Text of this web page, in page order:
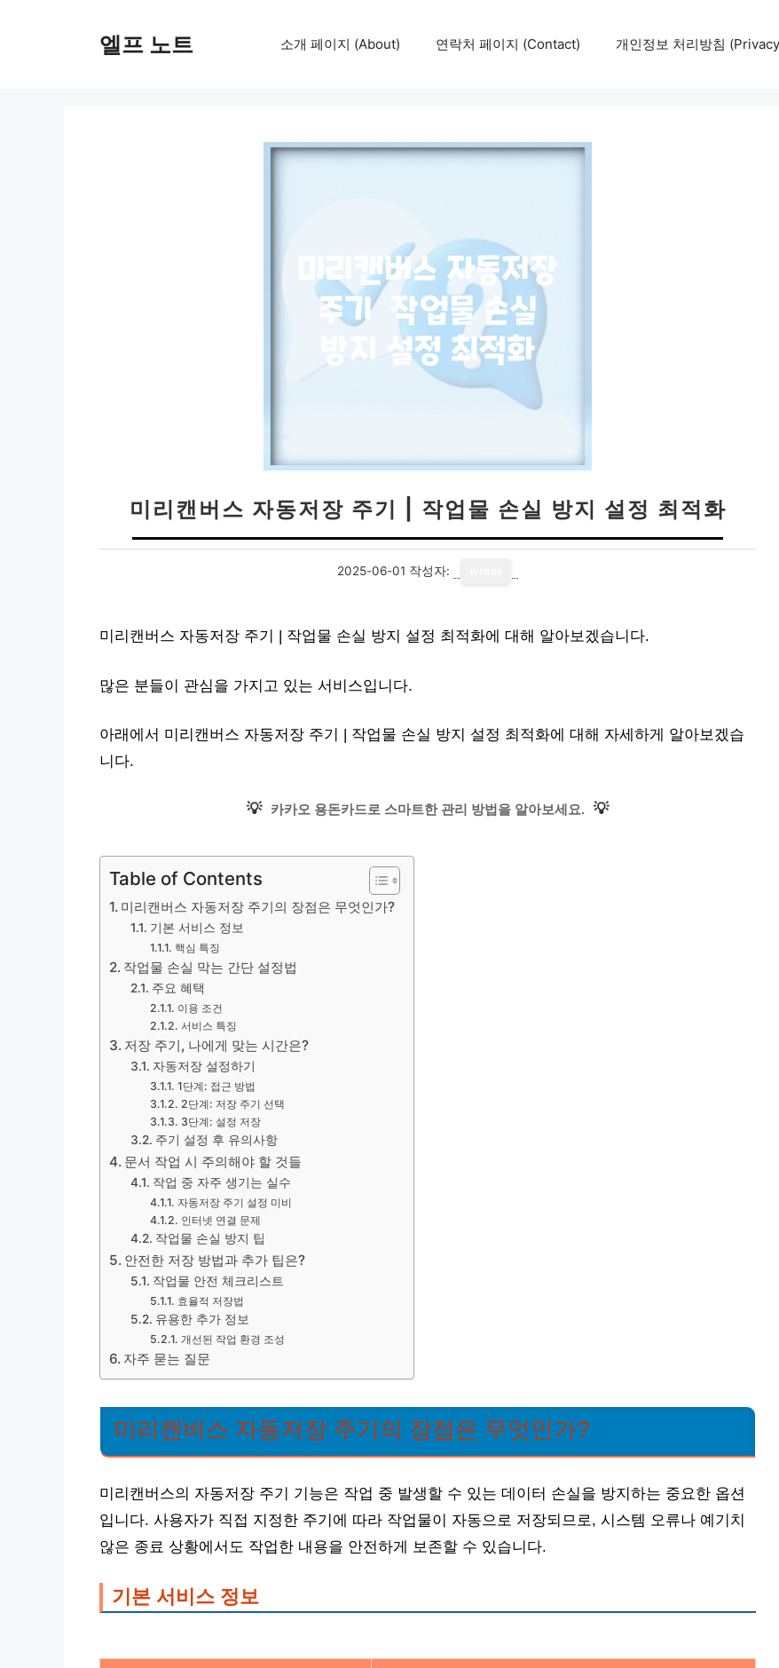
엘프 노트 소개 페이지 (About) 연락처 페이지 (Contact) 개인정보 처리방침
미리캔버스 자동저장 주기 | 작업물 손실 방지 설정 최적화
2025-06-01 작성자:
미리캔버스 자동저장 주기 | 작업물 손실 방지 설정 최적화에 대해 알아보겠습니다.
많은 분들이 관심을 가지고 있는 서비스입니다.
아래에서 미리캔버스 자동저장 주기 | 작업물 손실 방지 설정 최적화에 대해 자세하게 알아보겠습
니다.
💡 카카오 용돈카드로 스마트한 관리 방법을 알아보세요. 💡
Table of Contents
미리캔버스 자동저장 주기의 장점은 무엇인가?
기본 서비스 정보
핵심 특징
작업물 손실 막는 간단 설정법
주요 혜택
이용 조건
서비스 특징
저장 주기, 나에게 맞는 시간은?
자동저장 설정하기
1단계: 접근 방법
2단계: 저장 주기 선택
3단계: 설정 저장
주기 설정 후 유의사항
문서 작업 시 주의해야 할 것들
작업 중 자주 생기는 실수
자동저장 주기 설정 미비
인터넷 연결 문제
작업물 손실 방지 팁
안전한 저장 방법과 추가 팁은?
작업물 안전 체크리스트
효율적 저장법
유용한 추가 정보
개선된 작업 환경 조성
자주 묻는 질문
미리캔버스 자동저장 주기의 장점은 무엇인가?
미리캔버스의 자동저장 주기 기능은 작업 중 발생할 수 있는 데이터 손실을 방지하는 중요한 옵션
입니다. 사용자가 직접 지정한 주기에 따라 작업물이 자동으로 저장되므로, 시스템 오류나 예기치
않은 종료 상황에서도 작업한 내용을 안전하게 보존할 수 있습니다.
기본 서비스 정보